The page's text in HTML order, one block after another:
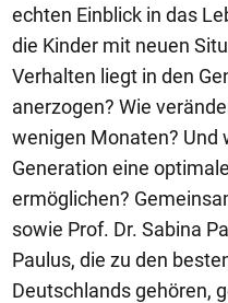
echten Einblick in das
die Kinder mit neuen
Verhalten liegt in den
anerzogen? Wie
wenigen Monaten? Und
Generation eine
ermöglichen?
sowie Prof. Dr. Sabina
Paulus, die zu den
Deutschlands gehören,